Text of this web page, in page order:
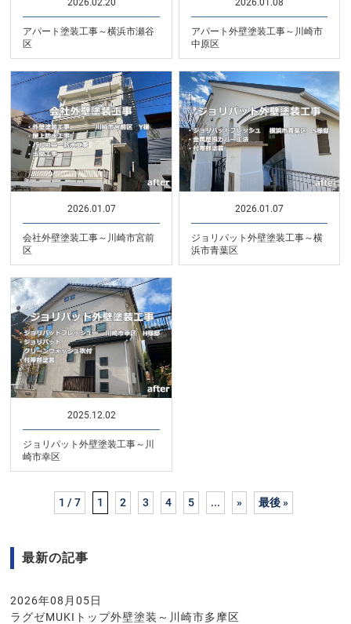
アパート塗装工事～横浜市瀬谷
区
アパート外壁塗装工事～川崎市
中原区
2026.01.07
会社外壁塗装工事～川崎市宮前
区
2026.01.07
ジョリパット外壁塗装工事～横
浜市青葉区
2025.12.02
ジョリパット外壁塗装工事～川
崎市幸区
1 / 7 1 2 3 4 5 ... » 最後 »
最新の記事
2026年08月05日
ラグゼMUKIトップ外壁塗装～川崎市多摩区